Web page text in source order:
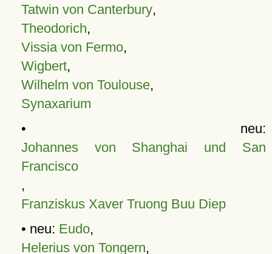
Tatwin von Canterbury,
Theodorich,
Vissia von Fermo,
Wigbert,
Wilhelm von Toulouse,
Synaxarium
• neu:
Johannes von Shanghai und San
Francisco
,
Franziskus Xaver Truong Buu Diep
• neu: Eudo,
Helerius von Tongern,